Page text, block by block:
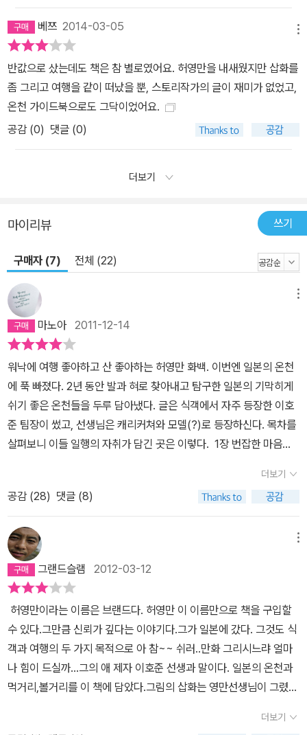
베쯔 2014-03-05
반값으로 샀는데도 책은 참 별로였어요. 허영만을 내새웠지만 삽화를
좀 그리고 여행을 같이 떠났을 뿐, 스토리작가의 글이 재미가 없었고,
온천 가이드북으로도 그닥이었어요.
공감 (0) 댓글 (0)
더보기
마이리뷰 쓰기
구매자 (7) 전체 (22)
마노아2011-12-14
워낙에 여행 좋아하고 산 좋아하는 허영만 화백. 이번엔 일본의 온천
에 푹 빠졌다. 2년 동안 발과 혀로 찾아내고 탐구한 일본의 기막히게
쉬기 좋은 온천들을 두루 담아냈다. 글은 식객에서 자주 등장한 이호
준 팀장이 썼고, 선생님은 캐리커쳐와 모델(?)로 등장하신다. 목차를
살펴보니 이들 일행의 자취가 담긴 곳은 이렇다. 1장 번잡한 마음을
의 하룻밤 - 시즈오카3장 불편도 즐기게 되는 곳 - 아오모리4장 자연
의 거대하고 신비로운 힘이 펼쳐지는 곳 - 가고시마5장 하얀 연기가
모락모락 솟아오르는 지옥 순례 - 오이타·기타큐슈6장 음과 양의 조
화 속에서 - 이바라키7장 이슬과 하늘, 바람과 음률이 한데 어울린 노
천온천 - 나가사키8장 창문을 열면 낭만과 운치가 가득한 곳 - 오카
야마·시마네·돗토리9장 봇짱과 센과 치히로와 함께 순례길에 오르다
- 에히메10장 마음으로 먹고 온몸으로 고독을 즐기다 - 와카야마11
장 이방인들을 설레게 하는 미소라멘과 삿포로 맥주 - 훗카이도 온천
을 주제어로 묶다 보니 내게 익숙한 지명은 손에 꼽고, 대개는 낯선 곳
이다. 그 쪽이 설렘과 기대를 더 주기는 했다. 우리 말로는 여관으로
번역될 '료칸'이 일본에서는 호텔보다 더 큰 명성을 얻고 있다는 것,
실제로 료칸에 간다고 하면 자랑까지 한다는 사실이 놀라웠다. 심지
어 어떤 료칸은 건물이 국가유형문화재로 등록되어 있기까지. 건물의
가치를 먼저 따져야 하는데 우리는 용도 혹은 편견을 먼저 심었던 것
더보기
공감 (28) 댓글 (8)
그랜드슬램 2012-03-12
허영만이라는 이름은 브랜드다. 허영만 이 이름만으로 책을 구입할
수 있다.그만큼 신뢰가 깊다는 이야기다.그가 일본에 갔다. 그것도 식
객과 여행의 두 가지 목적으로 아 참~~ 쉬러..만화 그리시느랴 얼마
나 힘이 드실까...그의 애 제자 이호준 선생과 말이다. 일본의 온천과
먹거리,볼거리를 이 책에 담았다.그림의 삽화는 영만선생님이 그렸고
있는 책이다.나는 일본을 많이 동경하는데... 꼭 온천여행을 가고 싶은
더보기